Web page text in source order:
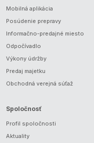
Mobilná aplikácia
Posúdenie prepravy
Informačno-predajné miesto
Odpočívadlo
Výkony údržby
Predaj majetku
Obchodná verejná súťaž
Spoločnosť
Profil spoločnosti
Aktuality